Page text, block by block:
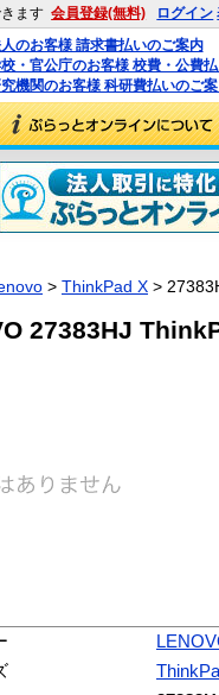
ます 会員登録(無料) ログイン
のお客様 請求書払いのご案内
・官公庁のお客様 校費・公費
機関のお客様 科研費払いのご
> ThinkPad X >
27383HJ